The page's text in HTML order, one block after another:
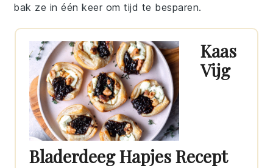
bak ze in één keer om tijd te besparen.
Kaas
Vijg
Bladerdeeg Hapjes Recept